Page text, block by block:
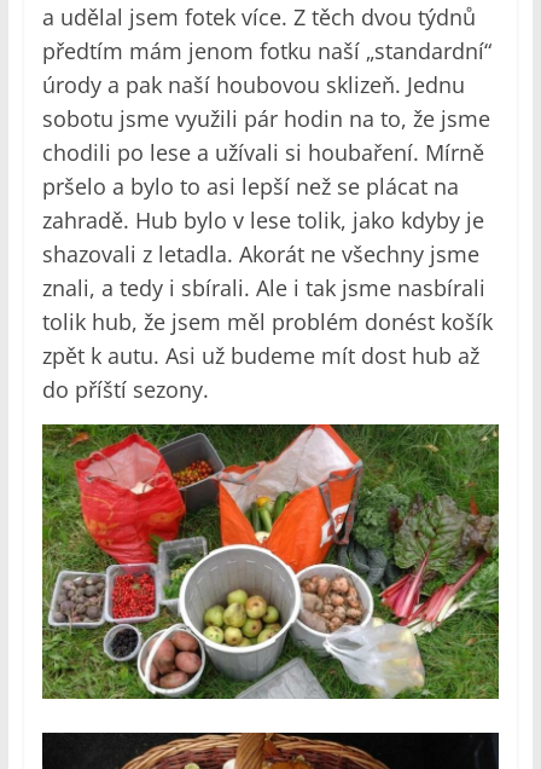
a udělal jsem fotek více. Z těch dvou týdnů
předtím mám jenom fotku naší „standardní“
úrody a pak naší houbovou sklizeň. Jednu
sobotu jsme využili pár hodin na to, že jsme
chodili po lese a užívali si houbaření. Mírně
pršelo a bylo to asi lepší než se plácat na
zahradě. Hub bylo v lese tolik, jako kdyby je
shazovali z letadla. Akorát ne všechny jsme
znali, a tedy i sbírali. Ale i tak jsme nasbírali
tolik hub, že jsem měl problém donést košík
zpět k autu. Asi už budeme mít dost hub až
do příští sezony.